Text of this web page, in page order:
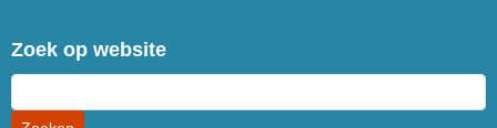
Zoek op website